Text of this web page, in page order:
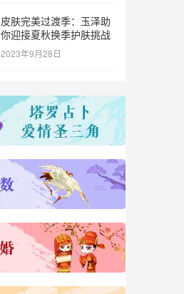
皮肤完美过渡季：玉泽助
你迎接夏秋换季护肤挑战
2023年9月28日